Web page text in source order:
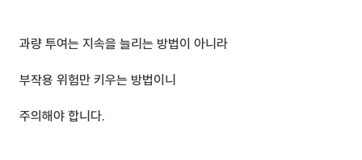
과량 투여는 지속을 늘리는 방법이 아니라
부작용 위험만 키우는 방법이니
주의해야 합니다.